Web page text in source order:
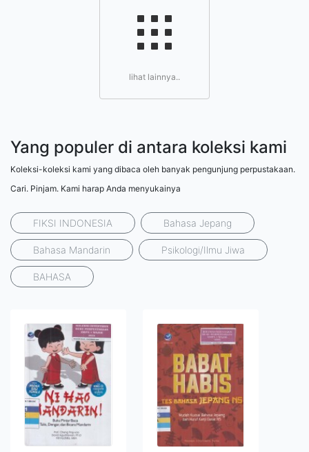
lihat lainnya..
Yang populer di antara koleksi kami
Koleksi-koleksi kami yang dibaca oleh banyak pengunjung perpustakaan.
Cari. Pinjam. Kami harap Anda menyukainya
FIKSI INDONESIA Bahasa Jepang
Bahasa Mandarin Psikologi/Ilmu Jiwa
BAHASA